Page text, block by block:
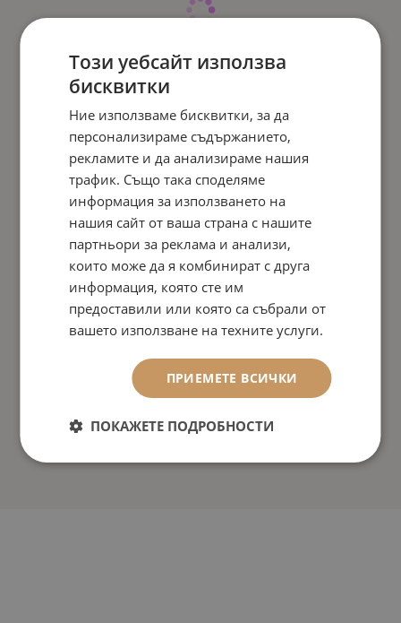
Този уебсайт използва
бисквитки
Ние използваме бисквитки, за да
персонализираме съдържанието,
рекламите и да анализираме нашия
трафик. Също така споделяме
информация за използването на
нашия сайт от ваша страна с нашите
партньори за реклама и анализи,
които може да я комбинират с друга
информация, която сте им
предоставили или която са събрали от
вашето използване на техните услуги.
ПРИЕМЕТЕ ВСИЧКИ
ПОКАЖЕТЕ ПОДРОБНОСТИ